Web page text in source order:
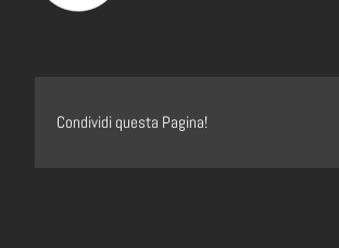
Condividi questa Pagina!